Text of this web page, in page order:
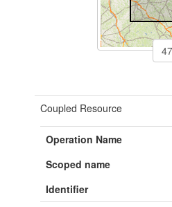
Coupled Resource
Operation Name
Scoped name
Identifier